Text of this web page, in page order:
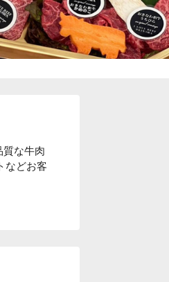
質な牛肉
などお客
ってお
バーパ